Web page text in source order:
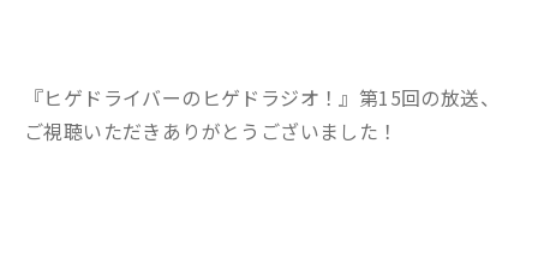
『ヒゲドライバーのヒゲドラジオ！』第15回の放送、
ご視聴いただきありがとうございました！